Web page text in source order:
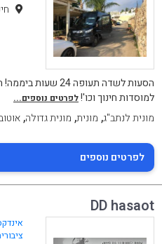
הסעות לשדה תעופה
למוסדות חינוך וכו'!לפרטים נוספים...
מונית לנתב"ג, מונית, מונית גדולה,
לפרטים נוספים
DD hasaot